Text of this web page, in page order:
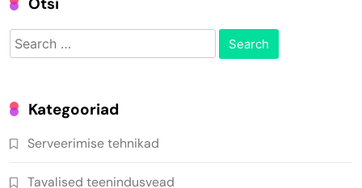
Search
for:
Kategooriad
Serveerimise tehnikad
Tavalised teenindusvead